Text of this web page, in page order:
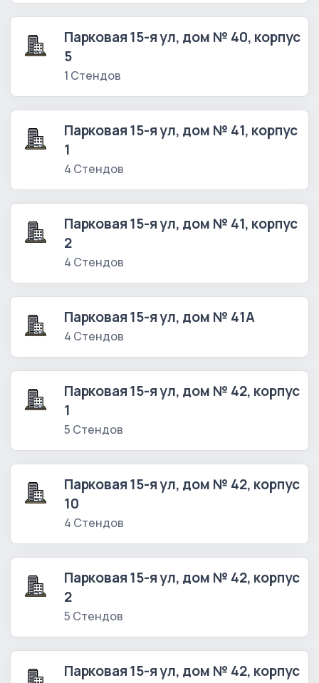
Парковая 15-я ул, дом № 40, корпус
5
1 Стендов
Парковая 15-я ул, дом № 41, корпус
1
4 Стендов
Парковая 15-я ул, дом № 41, корпус
2
4 Стендов
Парковая 15-я ул, дом № 41А
4 Стендов
Парковая 15-я ул, дом № 42, корпус
1
5 Стендов
Парковая 15-я ул, дом № 42, корпус
10
4 Стендов
Парковая 15-я ул, дом № 42, корпус
2
5 Стендов
Парковая 15-я ул, дом № 42, корпус